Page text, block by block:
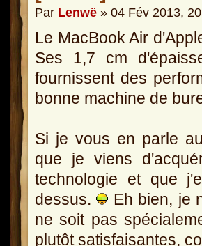
Par Lenwë » 04 Fév 2013,
Le MacBook Air
Ses 1,7 cm
fournissent des
bonne machine de
Si je vous en parle
que je viens
technologie et que
dessus.
Eh bien, je
ne soit pas
plutôt satisfaisantes,